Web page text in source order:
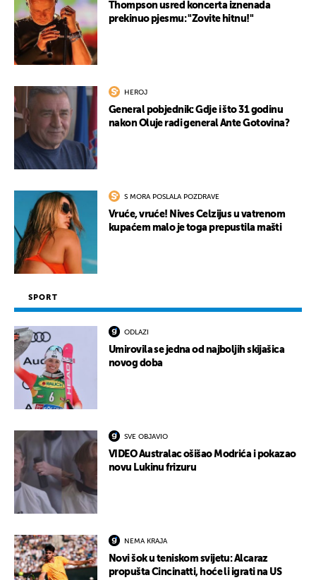
Thompson usred koncerta iznenada
prekinuo pjesmu: "Zovite hitnu!"
HEROJ
General pobjednik: Gdje i što 31 godinu
nakon Oluje radi general Ante Gotovina?
S MORA POSLALA POZDRAVE
Vruće, vruće! Nives Celzijus u vatrenom
kupaćem malo je toga prepustila mašti
SPORT
ODLAZI
Umirovila se jedna od najboljih skijašica
novog doba
SVE OBJAVIO
VIDEO Australac ošišao Modrića i pokazao
novu Lukinu frizuru
NEMA KRAJA
Novi šok u teniskom svijetu: Alcaraz
propušta Cincinatti, hoće li igrati na US
UKLJUČITE NOTIFIKACIJE